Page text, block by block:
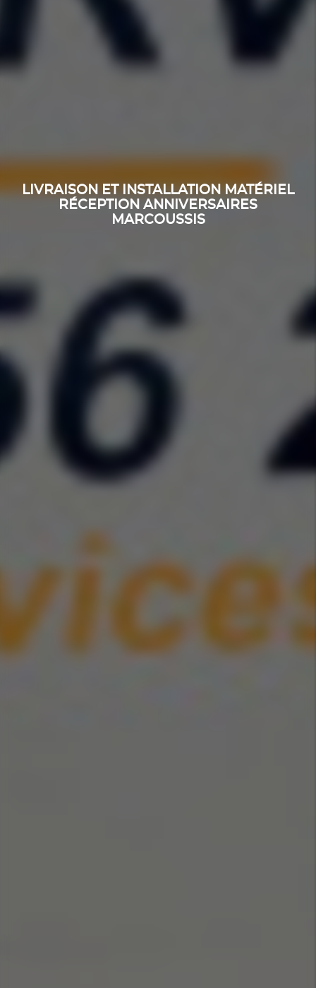
LIVRAISON ET INSTALLATION MATÉRIEL
RÉCEPTION ANNIVERSAIRES
MARCOUSSIS